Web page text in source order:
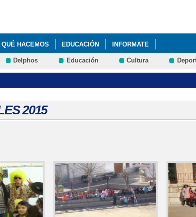
QUÉ HACEMOS EDUCACIÓN INFORMATE
Delphos Educación Cultura
2015